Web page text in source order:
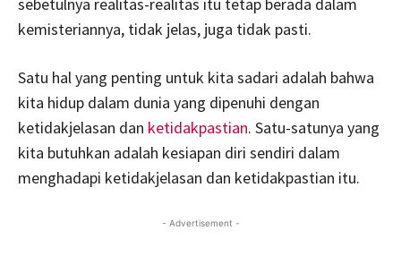
kemisteriannya, tidak jelas, juga tidak pasti.
Satu hal yang penting untuk kita sadari adalah bahwa
kita hidup dalam dunia yang dipenuhi dengan
ketidakjelasan dan ketidakpastian. Satu-satunya yang
kita butuhkan adalah kesiapan diri sendiri dalam
menghadapi ketidakjelasan dan ketidakpastian itu.
- Advertisement -